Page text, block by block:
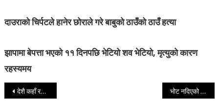
दाउराको चिर्पटले हानेर छोराले गरे बाबुको ठाउँको ठाउँ हत्या
झापामा बेपत्ता भएको ११ दिनपछि भेटियो शव भेटियो, मृत्युको कारण
रहस्यमय
Post navigation
देशै कहाँ रहन्छ र संसदमा पुग्छन् जब तस्करहरु भोट नदिएको झाेकमा काँग्रेस समर्थकको हत्या !